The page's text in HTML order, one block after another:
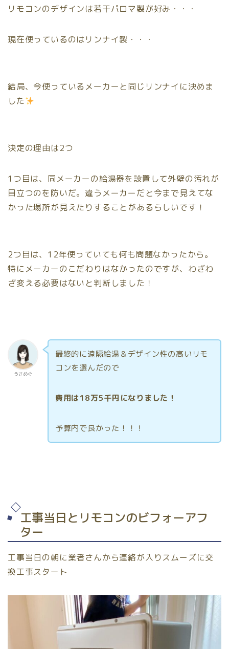
リモコンのデザインは若干パロマ製が好み・・・
現在使っているのはリンナイ製・・・
結局、今使っているメーカーと同じリンナイに決めま
した
決定の理由は2つ
1つ目は、同メーカーの給湯器を設置して外壁の汚れが
目立つのを防いだ。違うメーカーだと今まで見えてな
かった場所が見えたりすることがあるらしいです！
2つ目は、12年使っていても何も問題なかったから。
特にメーカーのこだわりはなかったのですが、わざわ
ざ変える必要はないと判断しました！
うさめぐ
最終的に遠隔給湯＆デザイン性の高いリモ
コンを選んだので
費用は18万5千円になりました！
予算内で良かった！！！
工事当日とリモコンのビフォーアフ
ター
工事当日の朝に業者さんから連絡が入りスムーズに交
換工事スタート